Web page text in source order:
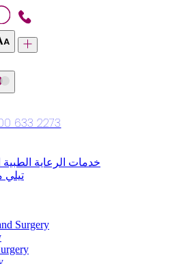
633 2273
خدمات الرعاية الطبية
تيلي
Surgery